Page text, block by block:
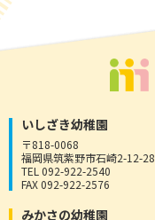
いしざき幼稚園
〒818-0068
福岡県筑紫野市石崎2-12-28
TEL 092-922-2540
FAX 092-922-2576
みかさの幼稚園